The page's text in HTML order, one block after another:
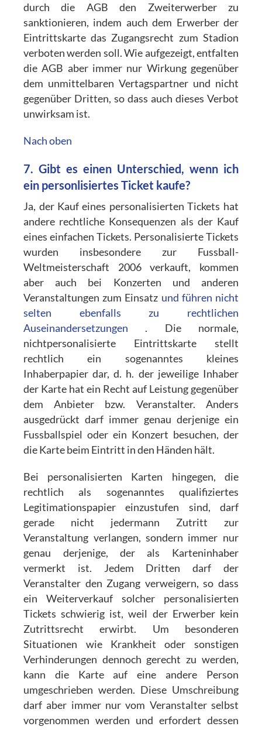
durch die AGB den Zweiterwerber zu
sanktionieren, indem auch dem Erwerber der
Eintrittskarte das Zugangsrecht zum Stadion
verboten werden soll. Wie aufgezeigt, entfalten
die AGB aber immer nur Wirkung gegenüber
dem unmittelbaren Vertagspartner und nicht
gegenüber Dritten, so dass auch dieses Verbot
unwirksam ist.
Nach oben
7. Gibt es einen Unterschied, wenn ich
ein personlisiertes Ticket kaufe?
Ja, der Kauf eines personalisierten Tickets hat
andere rechtliche Konsequenzen als der Kauf
eines einfachen Tickets. Personalisierte Tickets
wurden insbesondere zur Fussball-
Weltmeisterschaft 2006 verkauft, kommen
aber auch bei Konzerten und anderen
Veranstaltungen zum Einsatz und führen nicht
selten ebenfalls zu rechtlichen
Auseinandersetzungen . Die normale,
nichtpersonalisierte Eintrittskarte stellt
rechtlich ein sogenanntes kleines
Inhaberpapier dar, d. h. der jeweilige Inhaber
der Karte hat ein Recht auf Leistung gegenüber
dem Anbieter bzw. Veranstalter. Anders
ausgedrückt darf immer genau derjenige ein
Fussballspiel oder ein Konzert besuchen, der
die Karte beim Eintritt in den Händen hält.
Bei personalisierten Karten hingegen, die
rechtlich als sogenanntes qualifiziertes
Legitimationspapier einzustufen sind, darf
gerade nicht jedermann Zutritt zur
Veranstaltung verlangen, sondern immer nur
genau derjenige, der als Karteninhaber
vermerkt ist. Jedem Dritten darf der
Veranstalter den Zugang verweigern, so dass
ein Weiterverkauf solcher personalisierten
Tickets schwierig ist, weil der Erwerber kein
Zutrittsrecht erwirbt. Um besonderen
Situationen wie Krankheit oder sonstigen
Verhinderungen dennoch gerecht zu werden,
kann die Karte auf eine andere Person
umgeschrieben werden. Diese Umschreibung
darf aber immer nur vom Veranstalter selbst
vorgenommen werden und erfordert dessen